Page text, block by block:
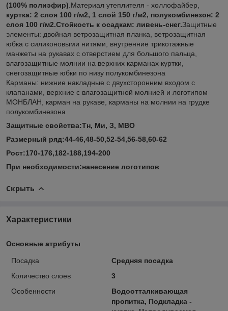
(100% полиэфир) .Материал утеплителя - холлофайбер,
куртка: 2 слоя 100 г/м2, 1 слой 150 г/м2, полукомбинезон: 2
слоя 100 г/м2.Стойкость к осадкам: ливень-снег.Защитные
элементы: двойная ветрозащитная планка, ветрозащитная
юбка с силиконовыми нитями, внутренние трикотажные
манжеты на рукавах с отверстием для большого пальца,
влагозащитные молнии на верхних карманах куртки,
снегозащитные юбки по низу полукомбинезона
Карманы: нижние накладные с двухсторонним входом с
клапанами, верхние с влагозащитной молнией и логотипом
МОНБЛАН, карман на рукаве, карманы на молнии на грудке
полукомбинезона
Защитные свойства:Тн, Ми, З, МВО
Размерный ряд:44-46,48-50,52-54,56-58,60-62
Рост:170-176,182-188,194-200
При необходимости:нанесение логотипов
Скрыть
Характеристики
Основные атрибуты
Посадка
Средняя посадка
Количество слоев
3
Особенности
Водоотталкивающая
пропитка, Подкладка -